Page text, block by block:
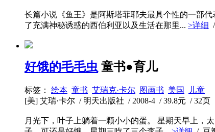
长篇小说《鱼王》是阿斯塔菲耶夫最具个性的一部
了充满神秘诱惑的西伯利亚以及生活在那里... >详细
好饿的毛毛虫 童书●育儿
标签： 绘本 童书 艾瑞克·卡尔 图画书 美国
儿童
[美] 艾瑞·卡尔 / 明天出版社 / 2008-4 / 39.8元 / 32页
月光下，叶子上躺着一颗小小的蛋。 星期天早上，